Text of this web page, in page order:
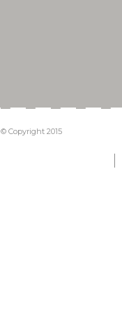
© Copyright 2015